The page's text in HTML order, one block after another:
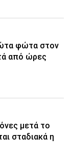
φώτα στον
από ώρες
μετά το
σταδιακά η